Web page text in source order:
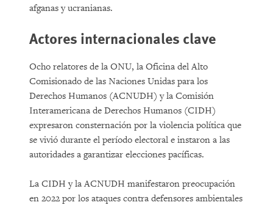
afganas y ucranianas.
Actores internacionales clave
Ocho relatores de la ONU, la Oficina del Alto
Comisionado de las Naciones Unidas para los
Derechos Humanos (ACNUDH) y la Comisión
Interamericana de Derechos Humanos (CIDH)
expresaron consternación por la violencia política que
se vivió durante el período electoral e instaron a las
autoridades a garantizar elecciones pacíficas.
La CIDH y la ACNUDH manifestaron preocupación
en 2022 por los ataques contra defensores ambientales